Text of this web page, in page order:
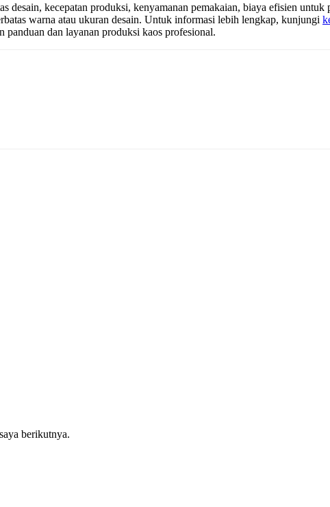
kecepatan produksi, kenyamanan pemakaian, biaya efisien
warna atau ukuran desain. Untuk informasi lebih lengkap, kunjungi
panduan dan layanan produksi kaos profesional.
berikutnya.